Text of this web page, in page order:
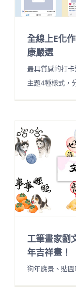
全線上E化
康嚴選
最具質感的打
主題4種樣式，
工筆畫家劉
年吉祥畫！
狗年應景、貼